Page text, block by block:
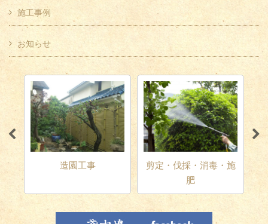
施工事例
お知らせ
造園工事
剪定・伐採・消毒・施
肥